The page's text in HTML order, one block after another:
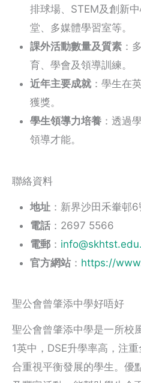
排球場、STEM及創新
堂、多媒體學習室等。
課外活動數量及質素 ：
育、學會及領導訓練。
近年主要成就 ：學生在
獲獎。
學生領導力培養 ：透過
領導才能。
聯絡資料
地址 ：新界沙田禾輋邨6
電話 ：2697 5566
電郵 ：
官方網站 ： https://
聖公會曾肇添中學好唔好
聖公會曾肇添中學是一所校
1英中，DSE升學率高，注
合重視平衡發展的學生。優